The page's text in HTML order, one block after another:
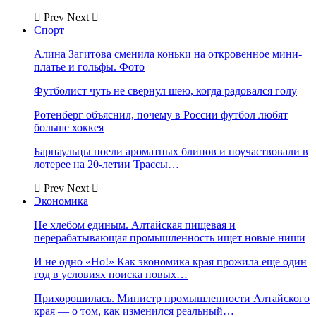
Prev Next
Спорт
Алина Загитова сменила коньки на откровенное мини-
платье и гольфы. Фото
Футболист чуть не свернул шею, когда радовался голу
Ротенберг объяснил, почему в России футбол любят
больше хоккея
Барнаульцы поели ароматных блинов и поучаствовали в
лотерее на 20-летии Трассы…
Prev Next
Экономика
Не хлебом единым. Алтайская пищевая и
перерабатывающая промышленность ищет новые ниши
И не одно «Но!» Как экономика края прожила еще один
год в условиях поиска новых…
Прихорошилась. Министр промышленности Алтайского
края — о том, как изменился реальный…